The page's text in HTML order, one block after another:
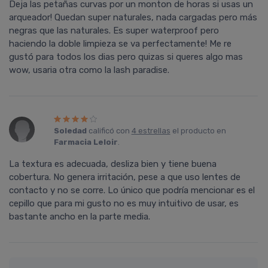
Deja las petañas curvas por un monton de horas si usas un
arqueador! Quedan super naturales, nada cargadas pero más
negras que las naturales. Es super waterproof pero
haciendo la doble limpieza se va perfectamente! Me re
gustó para todos los dias pero quizas si queres algo mas
wow, usaria otra como la lash paradise.
Soledad calificó con 4 estrellas el producto en
Farmacia Leloir.
La textura es adecuada, desliza bien y tiene buena
cobertura. No genera irritación, pese a que uso lentes de
contacto y no se corre. Lo único que podrí­a mencionar es el
cepillo que para mi gusto no es muy intuitivo de usar, es
bastante ancho en la parte media.